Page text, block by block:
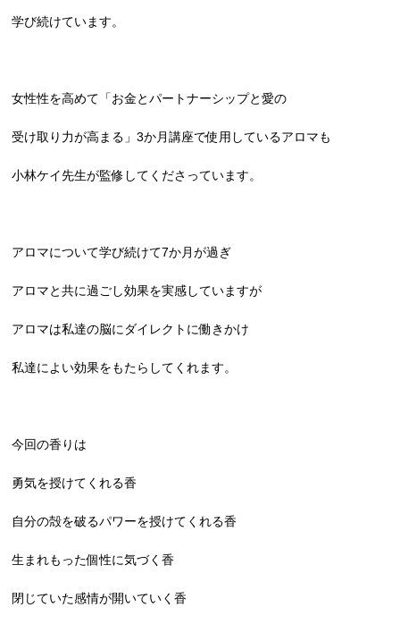
学び続けています。
女性性を高めて「お金とパートナーシップと愛の
受け取り力が高まる」3か月講座で使用しているアロマも
小林ケイ先生が監修してくださっています。
アロマについて学び続けて7か月が過ぎ
アロマと共に過ごし効果を実感していますが
アロマは私達の脳にダイレクトに働きかけ
私達によい効果をもたらしてくれます。
今回の香りは
勇気を授けてくれる香
自分の殻を破るパワーを授けてくれる香
生まれもった個性に気づく香
閉じていた感情が開いていく香